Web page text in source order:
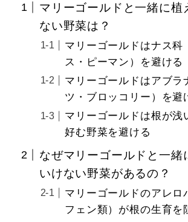
マリーゴールドと一緒に植
ない野菜は？
マリーゴールドはナス科
ス・ピーマン）を避ける
マリーゴールドはアブラ
ツ・ブロッコリー）を避
マリーゴールドは根が浅
好む野菜を避ける
なぜマリーゴールドと一緒
いけない野菜があるの？
マリーゴールドのアレロ
フェン類）が根の生育を